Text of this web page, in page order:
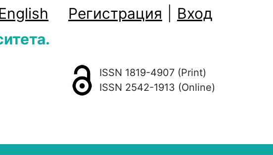
Регистрация
Вход
ISSN 1819-4907 (Print)
ISSN 2542-1913 (Online)